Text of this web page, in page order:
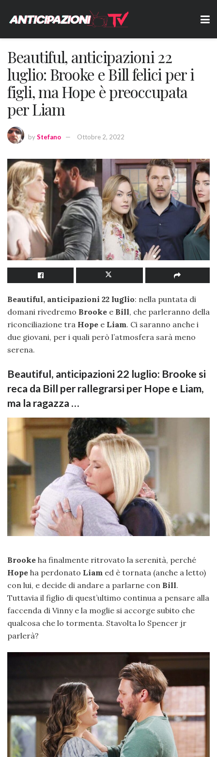
Beautiful, anticipazioni 22
luglio: Brooke e Bill felici per i
figli, ma Hope è preoccupata
per Liam
byStefano Ottobre 2, 2022
Beautiful, anticipazioni 22 luglio: nella puntata di
domani rivedremo Brooke e Bill, che parleranno della
riconciliazione tra Hope e Liam. Ci saranno anche i
due giovani, per i quali però l’atmosfera sarà meno
serena.
Beautiful, anticipazioni 22 luglio: Brooke si
reca da Bill per rallegrarsi per Hope e Liam,
ma la ragazza …
Brooke ha finalmente ritrovato la serenità, perché
Hope ha perdonato Liam ed è tornata (anche a letto)
con lui, e decide di andare a parlarne con Bill.
Tuttavia il figlio di quest’ultimo continua a pensare alla
faccenda di Vinny e la moglie si accorge subito che
qualcosa che lo tormenta. Stavolta lo Spencer jr
parlerà?